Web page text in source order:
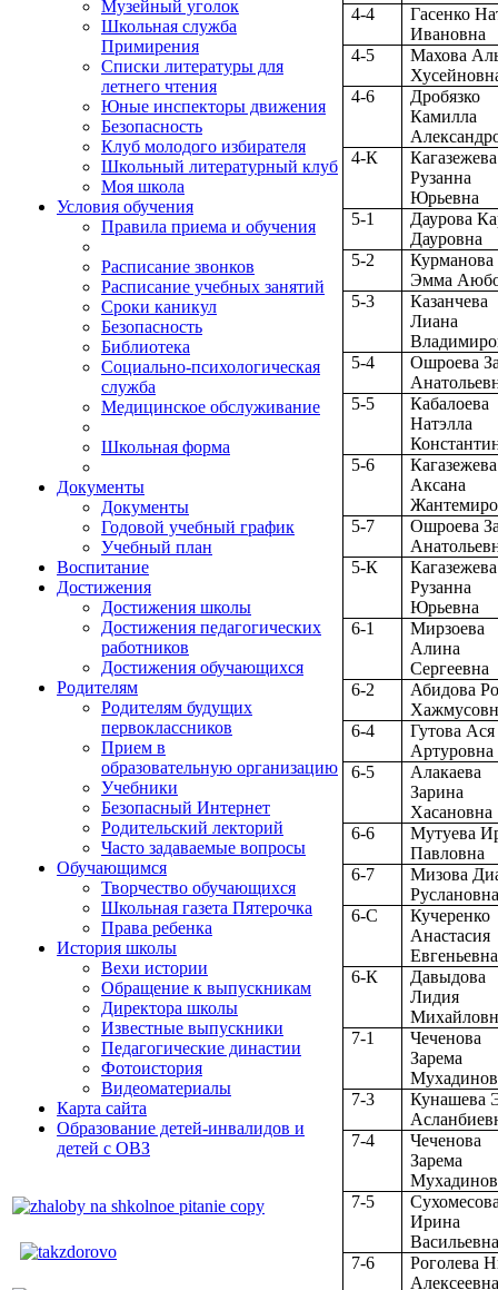
Музейный уголок
Школьная служба
Примирения
Списки литературы для
летнего чтения
Юные инспекторы движения
Безопасность
Клуб молодого избирателя
Школьный литературный клуб
Моя школа
Условия обучения
Правила приема и обучения
Расписание звонков
Расписание учебных занятий
Сроки каникул
Безопасность
Библиотека
Социально-психологическая
служба
Медицинское обслуживание
Школьная форма
Документы
Документы
Годовой учебный график
Учебный план
Воспитание
Достижения
Достижения школы
Достижения педагогических
работников
Достижения обучающихся
Родителям
Родителям будущих
первоклассников
Прием в
образовательную организацию
Учебники
Безопасный Интернет
Родительский лекторий
Часто задаваемые вопросы
Обучающимся
Творчество обучающихся
Школьная газета Пятерочка
Права ребенка
История школы
Вехи истории
Обращение к выпускникам
Директора школы
Известные выпускники
Педагогические династии
Фотоистория
Видеоматериалы
Карта сайта
Образование детей-инвалидов и
детей с ОВЗ
4-4
Гасенко
Ивановна
4-5
Махова
4-6
Дробязко
Камилла
4-К
Кагазежева
Рузанна
Юрьевна
5-1
Даурова
Дауровна
5-2
Курманова
Эмма
5-3
Казанчева
Лиана
5-4
Ошроева
5-5
Кабалоева
Натэлла
5-6
Кагазежева
Аксана
5-7
Ошроева
5-К
Кагазежева
Рузанна
Юрьевна
6-1
Мирзоева
Алина
Сергеевна
6-2
Абидова
6-4
Гутова Ася
Артуровна
6-5
Алакаева
Зарина
Хасановна
6-6
Мутуева
Павловна
6-7
Мизова
6-С
Кучеренко
Анастасия
Евгеньевна
6-К
Давыдова
Лидия
7-1
Чеченова
Зарема
7-3
Кунашева
7-4
Чеченова
Зарема
7-5
Ирина
7-6
Роголева